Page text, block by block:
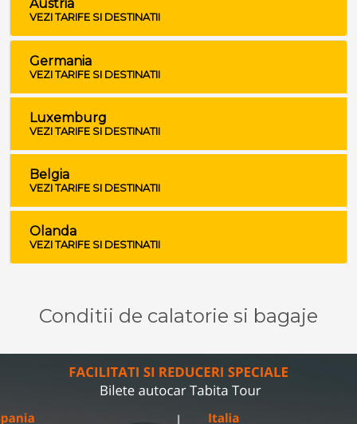
Austria
VEZI TARIFE SI DESTINATII
Germania
VEZI TARIFE SI DESTINATII
Luxemburg
VEZI TARIFE SI DESTINATII
Belgia
VEZI TARIFE SI DESTINATII
Olanda
VEZI TARIFE SI DESTINATII
Conditii de calatorie si bagaje